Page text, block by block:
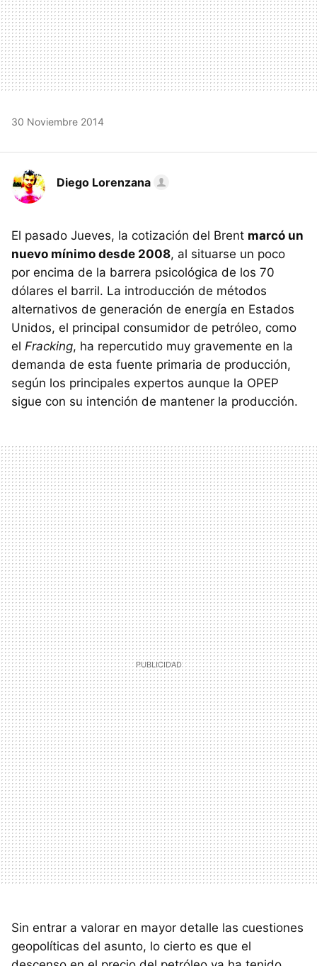
30 Noviembre 2014
Diego Lorenzana
El pasado Jueves, la cotización del Brent marcó un
nuevo mínimo desde 2008, al situarse un poco
por encima de la barrera psicológica de los 70
dólares el barril. La introducción de métodos
alternativos de generación de energía en Estados
Unidos, el principal consumidor de petróleo, como
el Fracking, ha repercutido muy gravemente en la
demanda de esta fuente primaria de producción,
según los principales expertos aunque la OPEP
sigue con su intención de mantener la producción.
Sin entrar a valorar en mayor detalle las cuestiones
geopolíticas del asunto, lo cierto es que el